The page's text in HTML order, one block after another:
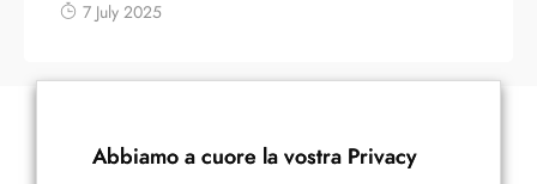
7 July 2025
Abbiamo a cuore la vostra Privacy